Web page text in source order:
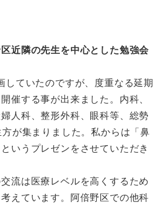
近隣の先生を中心とした勉強会
していたのですが、度重なる延期
催する事が出来ました。内科、
人科、整形外科、眼科等、総勢
が集まりました。私からは「鼻
いうプレゼンをさせていただき
流は医療レベルを高くするため
えています。阿倍野区での他科